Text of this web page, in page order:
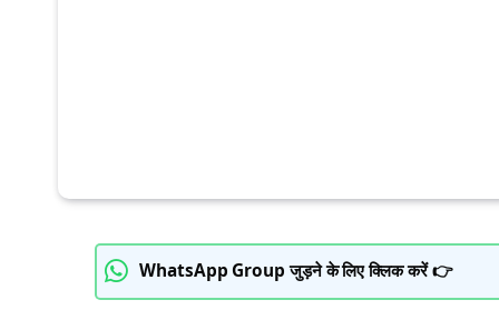
WhatsApp Group जुड़ने के लिए क्लिक करें 👉